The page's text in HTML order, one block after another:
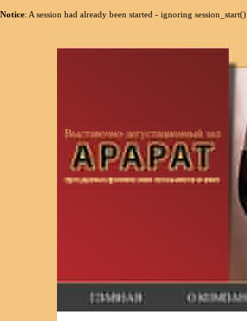
Notice: A session had already been started - ignoring